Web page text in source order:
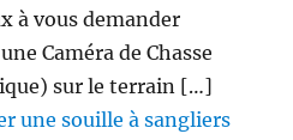
à vous demander
Caméra de Chasse
sur le terrain […]
une souille à sangliers